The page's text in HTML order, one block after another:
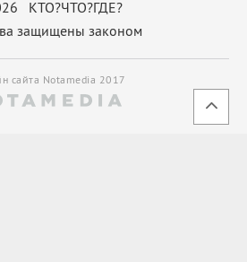
КТО?ЧТО?ГДЕ?
защищены законом
сайта Notamedia 2017